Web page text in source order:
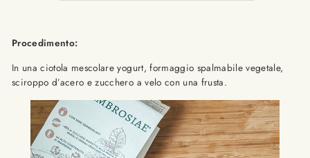
Procedimento:
In una ciotola mescolare yogurt, formaggio spalmabile vegetale,
sciroppo d’acero e zucchero a velo con una frusta.